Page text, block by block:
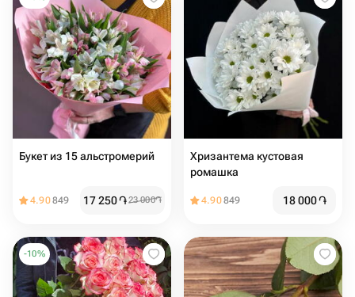
Букет из 15 альстромерий️️️️️
4.90849 17 250֏23 000֏
Хризантема кустовая
ромашка
4.90849 18 000֏
-10%